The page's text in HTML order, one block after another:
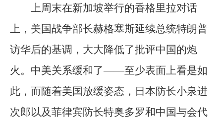
上周末在新加坡举行的香格里拉对话
上，美国战争部长赫格塞斯延续总统特朗普
访华后的基调，大大降低了批评中国的炮
火。中美关系缓和了——至少表面上看是如
此，而随着美国放缓姿态，日本防长小泉进
次郎以及菲律宾防长特奥多罗和中国与会代